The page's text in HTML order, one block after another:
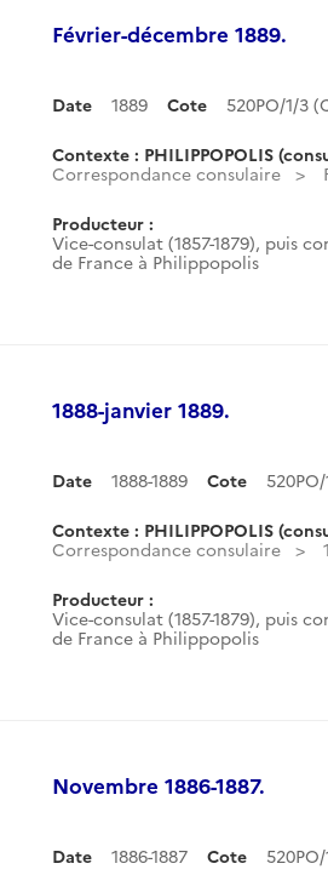
Février-décembre 1889.
Date 1889 Cote 520PO/1/3
Contexte : PHILIPPOPOLIS
Correspondance consulaire
Producteur :
Vice-consulat (1857-1879), puis
de France à Philippopolis
1888-janvier 1889.
Date 1888-1889 Cote
Contexte : PHILIPPOPOLIS
Correspondance consulaire
Producteur :
Vice-consulat (1857-1879), puis
de France à Philippopolis
Novembre 1886-1887.
Date 1886-1887 Cote